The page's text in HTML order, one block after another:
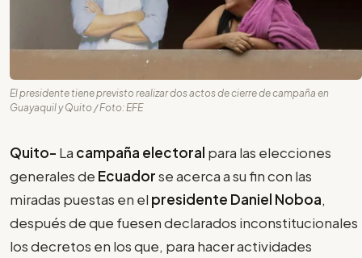
El presidente tiene previsto realizar dos actos de cierre de campaña en
Guayaquil y Quito / Foto: EFE
Quito- La campaña electoral para las elecciones
generales de Ecuadorse acerca a su fin con las
miradas puestas en el presidente Daniel Noboa,
después de que fuesen declarados inconstitucionales
los decretos en los que, para hacer actividades